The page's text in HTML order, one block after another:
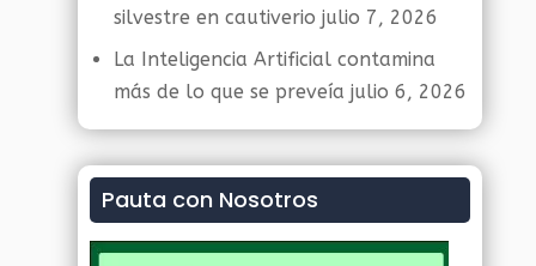
silvestre en cautiverio julio 7, 2026
La Inteligencia Artificial contamina
más de lo que se preveía julio 6, 2026
Pauta con Nosotros